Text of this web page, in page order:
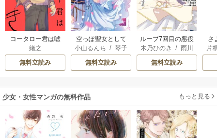
コータロー君は嘘
つき 単行本版
緒之
無料立読み
空っぽ聖女として
捨てられたはず
が、嫁ぎ先の皇帝
陛下に溺愛されて
小山るんち /琴子
無料立読み
ループ7回目の悪役
令嬢は、元敵国で
自由気ままな花嫁
生活を満喫する
木乃ひのき /雨川
透子/八美☆わん
無料立読み
さ
冷
片
少女・女性マンガの無料作品 もっと見る